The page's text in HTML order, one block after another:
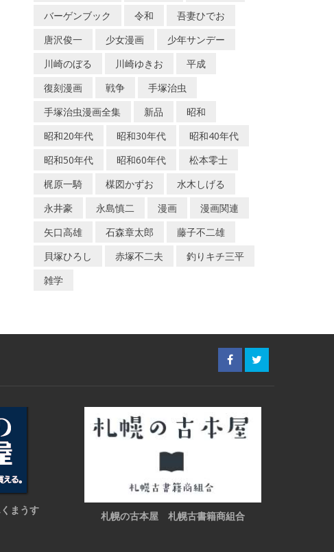
バーゲンブック
令和
吾妻ひでお
唐沢俊一
少女漫画
少年サンデー
川崎のぼる
川崎ゆきお
平成
復刻漫画
戦争
手塚治虫
手塚治虫漫画全集
新品
昭和
昭和20年代
昭和30年代
昭和40年代
昭和50年代
昭和60年代
松本零士
梶原一騎
楳図かずお
水木しげる
永井豪
永島慎二 漫画
漫画関連
矢口高雄
石森章太郎
藤子不二雄
貝塚ひろし
赤塚不二夫
釣りキチ三平
雑学
まうす 札幌の古本屋 札幌古書籍商組合